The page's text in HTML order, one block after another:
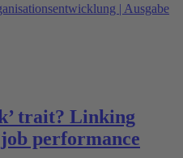
| Ausgabe
trait? Linking
performance